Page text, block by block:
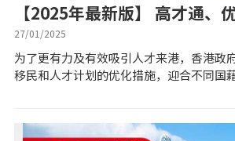
推荐齐齐友赏
按揭工具
【2025年最新版】 高才通、
资移民计划懒人包 一文比较9
行优惠
27/01/2025
为了更有力及有效吸引人才来港，香港政
移民和人才计划的优化措施，迎合不同国